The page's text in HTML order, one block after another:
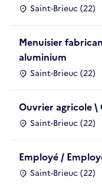
Saint-Brieuc (22)
Menuisier
aluminium
Saint-Brieuc (22)
Ouvrier agricole \
Saint-Brieuc (22)
Employé /
Saint-Brieuc (22)